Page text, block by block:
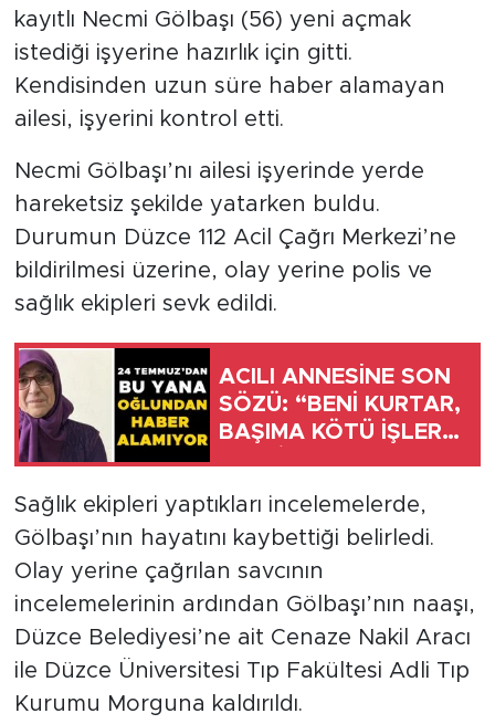
kayıtlı Necmi Gölbaşı (56) yeni açmak
istediği işyerine hazırlık için gitti.
Kendisinden uzun süre haber alamayan
ailesi, işyerini kontrol etti.
Necmi Gölbaşı’nı ailesi işyerinde yerde
hareketsiz şekilde yatarken buldu.
Durumun Düzce 112 Acil Çağrı Merkezi’ne
bildirilmesi üzerine, olay yerine polis ve
sağlık ekipleri sevk edildi.
ACILI ANNESİNE SON
SÖZÜ: “BENİ KURTAR,
BAŞIMA KÖTÜ İŞLER
Sağlık ekipleri yaptıkları incelemelerde,
Gölbaşı’nın hayatını kaybettiği belirledi.
Olay yerine çağrılan savcının
incelemelerinin ardından Gölbaşı’nın naaşı,
Düzce Belediyesi’ne ait Cenaze Nakil Aracı
ile Düzce Üniversitesi Tıp Fakültesi Adli Tıp
Kurumu Morguna kaldırıldı.